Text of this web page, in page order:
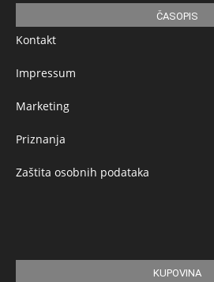
ČASOPIS
Kontakt
Impressum
Marketing
Priznanja
Zaštita osobnih podataka
KUPOVINA